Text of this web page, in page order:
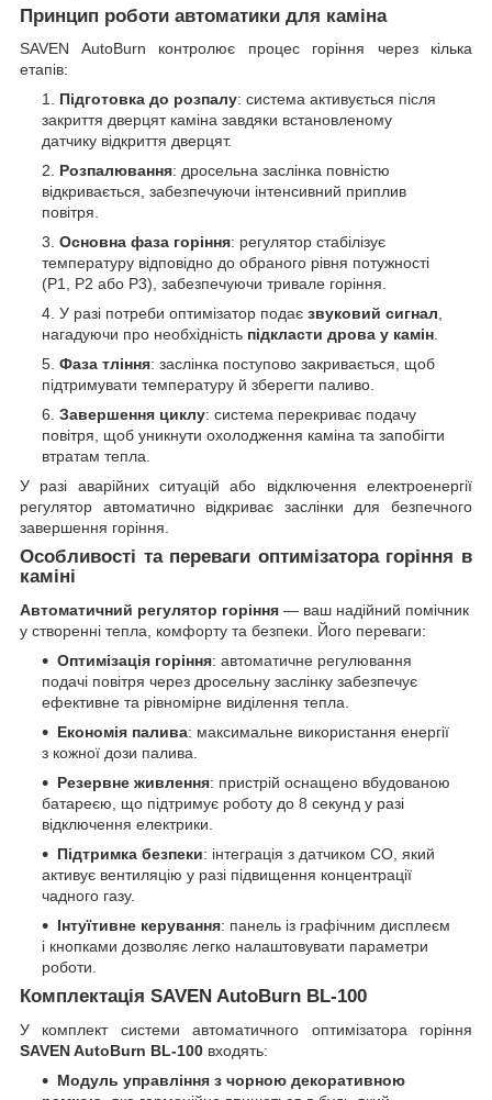
Принцип роботи автоматики для каміна
SAVEN AutoBurn контролює процес горіння через кілька
етапів:
Підготовка до розпалу: система активується після
закриття дверцят каміна завдяки встановленому
датчику відкриття дверцят.
Розпалювання: дросельна заслінка повністю
відкривається, забезпечуючи інтенсивний приплив
повітря.
Основна фаза горіння: регулятор стабілізує
температуру відповідно до обраного рівня потужності
(P1, P2 або P3), забезпечуючи тривале горіння.
У разі потреби оптимізатор подає звуковий сигнал,
нагадуючи про необхідність підкласти дрова у камін.
Фаза тління: заслінка поступово закривається, щоб
підтримувати температуру й зберегти паливо.
Завершення циклу: система перекриває подачу
повітря, щоб уникнути охолодження каміна та запобігти
втратам тепла.
У разі аварійних ситуацій або відключення електроенергії
регулятор автоматично відкриває заслінки для безпечного
завершення горіння.
Особливості та переваги оптимізатора горіння в
каміні
Автоматичний регулятор горіння — ваш надійний помічник
у створенні тепла, комфорту та безпеки. Його переваги:
Оптимізація горіння: автоматичне регулювання
подачі повітря через дросельну заслінку забезпечує
ефективне та рівномірне виділення тепла.
Економія палива: максимальне використання енергії
з кожної дози палива.
Резервне живлення: пристрій оснащено вбудованою
батареєю, що підтримує роботу до 8 секунд у разі
відключення електрики.
Підтримка безпеки: інтеграція з датчиком CO, який
активує вентиляцію у разі підвищення концентрації
чадного газу.
Інтуїтивне керування: панель із графічним дисплеєм
і кнопками дозволяє легко налаштовувати параметри
роботи.
Комплектація SAVEN AutoBurn BL-100
У комплект системи автоматичного оптимізатора горіння
SAVEN AutoBurn BL-100 входять:
Модуль управління з чорною декоративною